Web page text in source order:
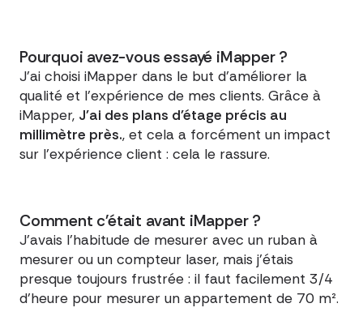
Pourquoi avez-vous essayé iMapper ?
J'ai choisi iMapper dans le but d'améliorer la
qualité et l'expérience de mes clients. Grâce à
iMapper, J'ai des plans d'étage précis au
millimètre près., et cela a forcément un impact
sur l'expérience client : cela le rassure.
Comment c'était avant iMapper ?
J'avais l'habitude de mesurer avec un ruban à
mesurer ou un compteur laser, mais j'étais
presque toujours frustrée : il faut facilement 3/4
d'heure pour mesurer un appartement de 70 m².